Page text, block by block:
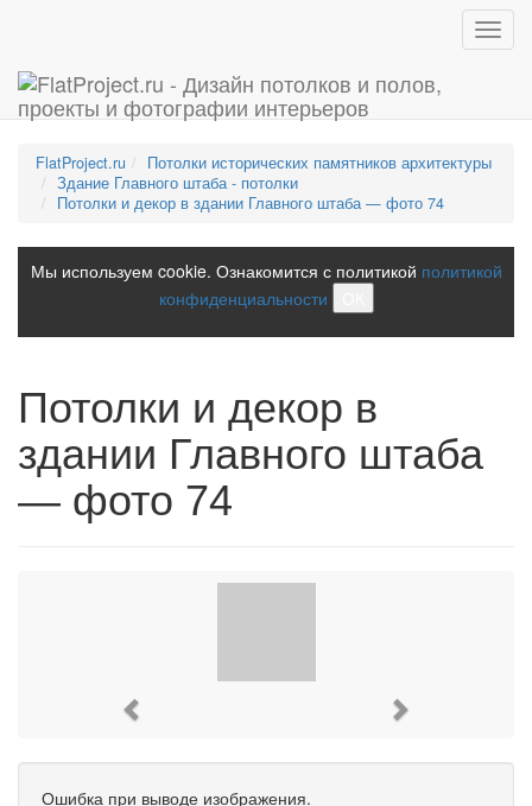
FlatProject.ru
Потолки исторических памятников архитектуры
Здание Главного штаба - потолки
Потолки и декор в здании Главного штаба — фото 74
Мы используем cookie. Ознакомится с политикой политикой
конфиденциальности
Потолки и декор в
здании Главного штаба
— фото 74
Ошибка при выводе изображения.